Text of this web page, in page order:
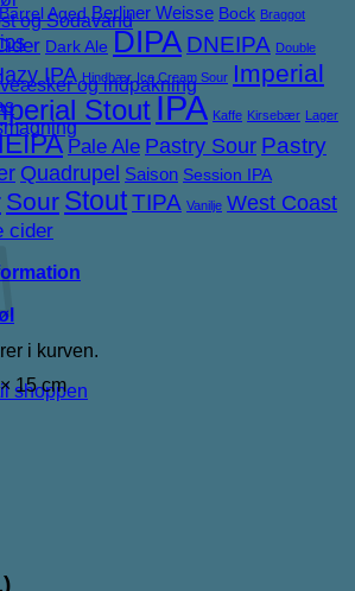
og Sodavand
og indpakning
i kurven.
shoppen
Barrel Aged Berliner Weisse Bock Braggot
Dark Ale DIPA DNEIPA Double
IPA Hindbær Ice Cream Sour Imperial
StoutIPA Kaffe Kirsebær Lager
Pale Ale Pastry Sour Pastry
Quadrupel Saison Session IPA
Sour StoutTIPA Vanilje West Coast
cider
15 cm